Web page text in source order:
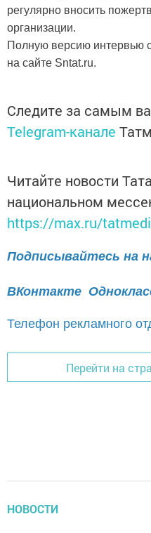
регулярно вносить
организации.
Полную версию интервью
на сайте Sntat.ru.
Следите за самым
Telegram-канале
Читайте новости
национальном
https://max.ru/
Подписывайтесь на
ВКонтакте
Телефон рекламного
Перейти на
НОВОСТИ